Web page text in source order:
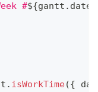
#${gantt . date
. isWorkTime({